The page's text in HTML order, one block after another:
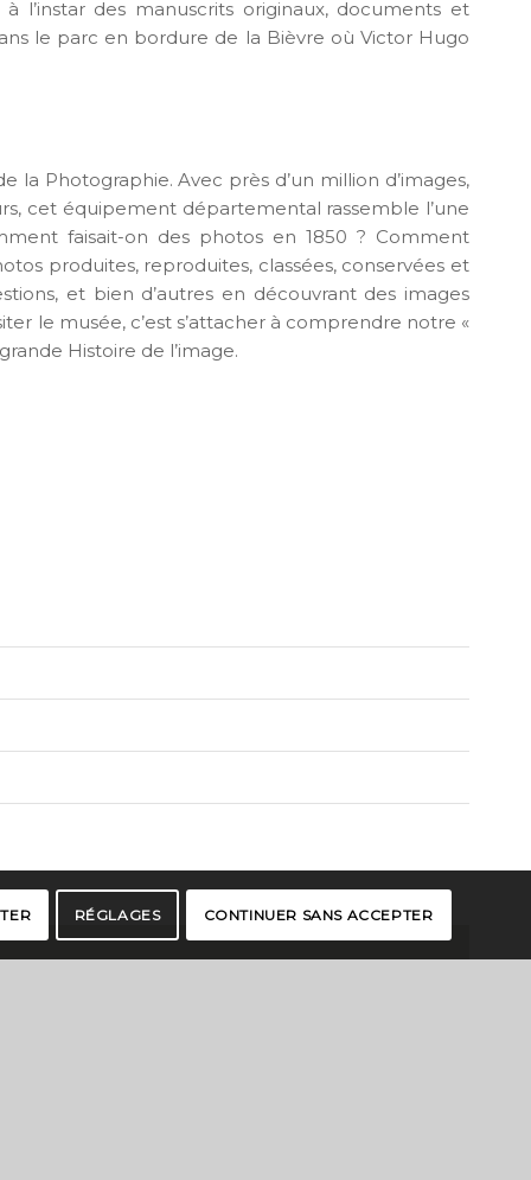
l’instar des manuscrits originaux, documents et
le parc en bordure de la Bièvre où Victor Hugo
la Photographie. Avec près d’un million d’images,
cet équipement départemental rassemble l’une
faisait-on des photos en 1850 ? Comment
produites, reproduites, classées, conservées et
et bien d’autres en découvrant des images
le musée, c’est s’attacher à comprendre notre «
Histoire de l’image.
RÉGLAGES CONTINUER SANS ACCEPTER